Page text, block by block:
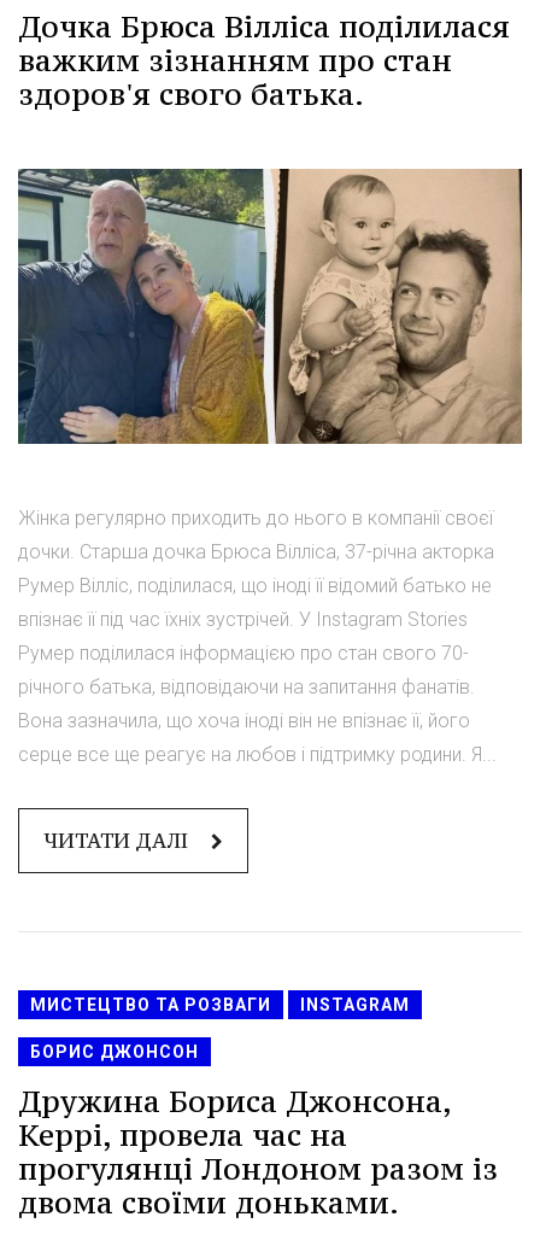
Дочка Брюса Вілліса поділилася
важким зізнанням про стан
здоров'я свого батька.
Жінка регулярно приходить до нього в компанії своєї
дочки. Старша дочка Брюса Вілліса, 37-річна акторка
Румер Вілліс, поділилася, що іноді її відомий батько не
впізнає її під час їхніх зустрічей. У Instagram Stories
Румер поділилася інформацією про стан свого 70-
річного батька, відповідаючи на запитання фанатів.
Вона зазначила, що хоча іноді він не впізнає її, його
серце все ще реагує на любов і підтримку родини. Я...
ЧИТАТИ ДАЛІ
МИСТЕЦТВО ТА РОЗВАГИ INSTAGRAM
БОРИС ДЖОНСОН
Дружина Бориса Джонсона,
Керрі, провела час на
прогулянці Лондоном разом із
двома своїми доньками.